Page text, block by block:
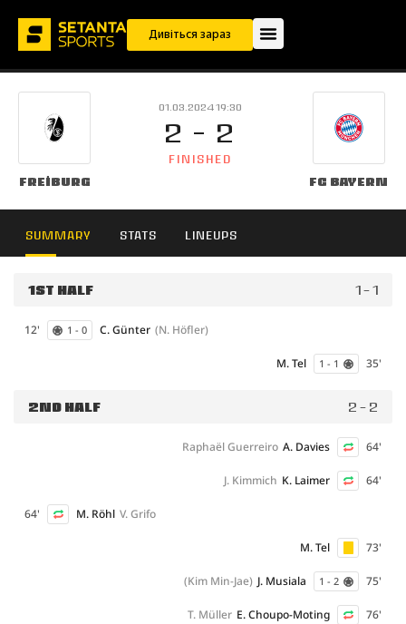
Дивіться зараз
Freiburg
01.03.2024 19:30
2 - 2
FINISHED
FC Bayern
SUMMARY STATS LINEUPS
1ST HALF 1 - 1
12' 1 - 0 C. Günter (N. Höfler)
35'
1 - 1
M. Tel
2ND HALF 2 - 2
64'
A. Davies
Raphaël Guerreiro
64'
K. Laimer
J. Kimmich
64' M. Röhl V. Grifo
73'
M. Tel
75'
1 - 2
J. Musiala
(Kim Min-Jae)
76'
E. Choupo-Moting
T. Müller